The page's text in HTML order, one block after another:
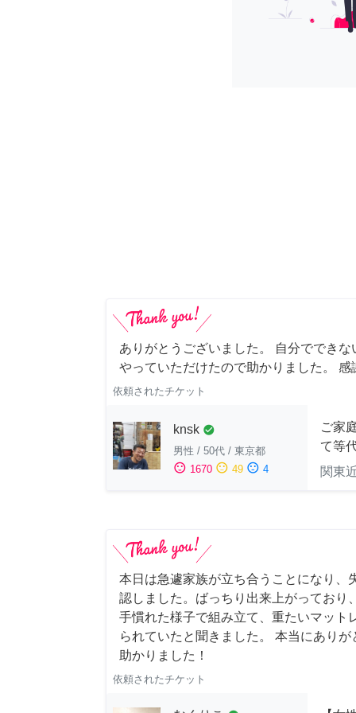
ありがとうございました。 自分ででき
やっていただけたので助かりました。 感
依頼されたチケット
knsk check_circle
男性 / 50代 / 東京都
sentiment_satisfied 1670 sentiment_neutral 49 sentiment_dissatisfied 4
ご家
て等
関東
本日は急遽家族が立ち合うことになり、
認しました。ばっちり出来上がっており
手慣れた様子で組み立て、重たいマット
られていたと聞きました。 本当にあり
助かりました！
依頼されたチケット